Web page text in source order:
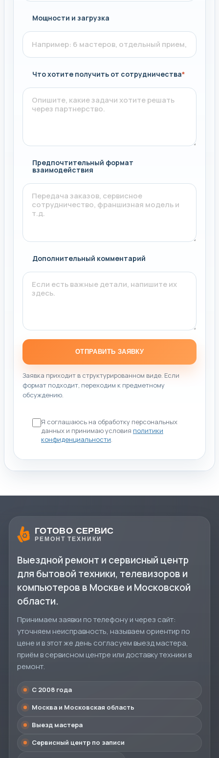
Мощности и загрузка
Что хотите получить от сотрудничества*
Предпочтительный формат
взаимодействия
Дополнительный комментарий
ОТПРАВИТЬ ЗАЯВКУ
Заявка приходит в структурированном виде. Если
формат подходит, переходим к предметному
обсуждению.
Я соглашаюсь на обработку персональных
данных и принимаю условия политики
конфиденциальности.
ГОТОВО СЕРВИС
РЕМОНТ ТЕХНИКИ
Выездной ремонт и сервисный центр
для бытовой техники, телевизоров и
компьютеров в Москве и Московской
области.
Принимаем заявки по телефону и через сайт:
уточняем неисправность, называем ориентир по
цене и в этот же день согласуем выезд мастера,
приём в сервисном центре или доставку техники в
ремонт.
С 2008 года
Москва и Московская область
Выезд мастера
Сервисный центр по записи